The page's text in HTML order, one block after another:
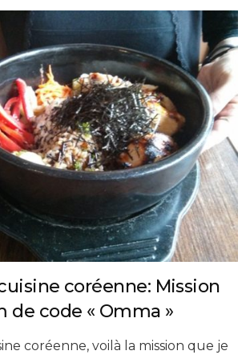
coréenne: Mission
de code « Omma »
coréenne, voilà la mission que je